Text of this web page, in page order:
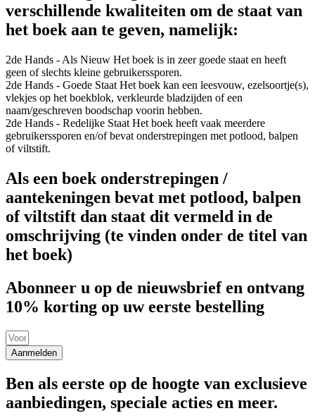
verschillende kwaliteiten om de staat van
het boek aan te geven, namelijk:
2de Hands - Als Nieuw Het boek is in zeer goede staat en heeft
geen of slechts kleine gebruikerssporen.
2de Hands - Goede Staat Het boek kan een leesvouw, ezelsoortje(s),
vlekjes op het boekblok, verkleurde bladzijden of een
naam/geschreven boodschap voorin hebben.
2de Hands - Redelijke Staat Het boek heeft vaak meerdere
gebruikerssporen en/of bevat onderstrepingen met potlood, balpen
of viltstift.
Als een boek onderstrepingen /
aantekeningen bevat met potlood, balpen
of viltstift dan staat dit vermeld in de
omschrijving (te vinden onder de titel van
het boek)
Abonneer u op de nieuwsbrief en ontvang
10% korting op uw eerste bestelling
Aanmelden
Ben als eerste op de hoogte van exclusieve
aanbiedingen, speciale acties en meer.